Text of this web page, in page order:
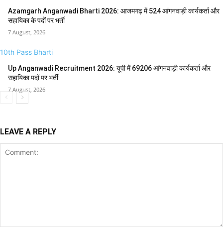
Azamgarh Anganwadi Bharti 2026: आजमगढ़ में 524 आंगनवाड़ी कार्यकर्ता और
सहायिका के पदों पर भर्ती
7 August, 2026
10th Pass Bharti
Up Anganwadi Recruitment 2026: यूपी में 69206 आंगनवाड़ी कार्यकर्ता और
सहायिका पदों पर भर्ती
7 August, 2026
LEAVE A REPLY